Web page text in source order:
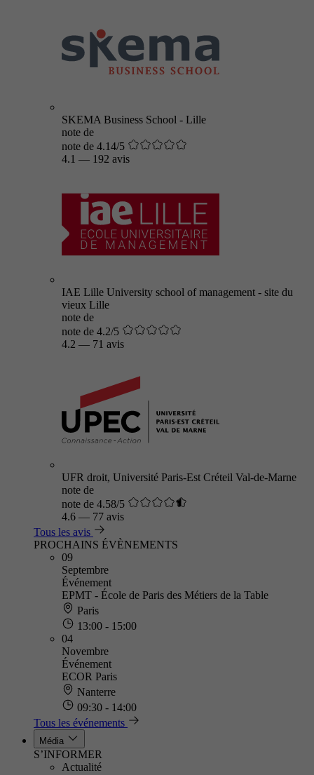
SKEMA Business School - Lille
note de
note de 4.14/5
4.1 — 192 avis
IAE Lille University school of management - site du
vieux Lille
note de
note de 4.2/5
4.2 — 71 avis
UFR droit, Université Paris-Est Créteil Val-de-Marne
note de
note de 4.58/5
4.6 — 77 avis
Tous les avis
PROCHAINS ÉVÈNEMENTS
09
Septembre
Événement
EPMT - École de Paris des Métiers de la Table
Paris
13:00 - 15:00
04
Novembre
Événement
ECOR Paris
Nanterre
09:30 - 14:00
Tous les événements
Média
S’INFORMER
Actualité